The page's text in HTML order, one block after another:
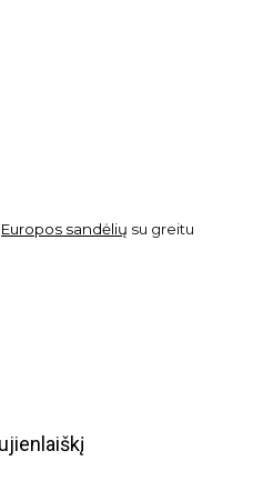
Europos sandėlių su greitu